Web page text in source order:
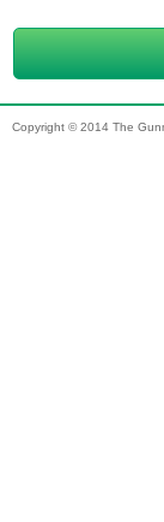
Copyright © 2014 The